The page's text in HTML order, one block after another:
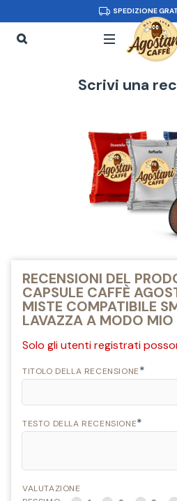
SPEDIZIONE
Scrivi una
RECENSIONI DEL
CAPSULE CAFFÈ
MISTE COMPATIBILE
LAVAZZA A MODO MIO
Solo gli utenti registrati
TITOLO DELLA RECENSIONE*
TESTO DELLA RECENSIONE*
VALUTAZIONE